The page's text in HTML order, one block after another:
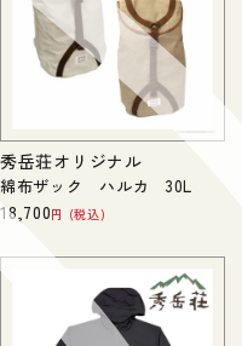
秀岳荘オリジナル
綿布ザック ハルカ 30L
18,700 税込